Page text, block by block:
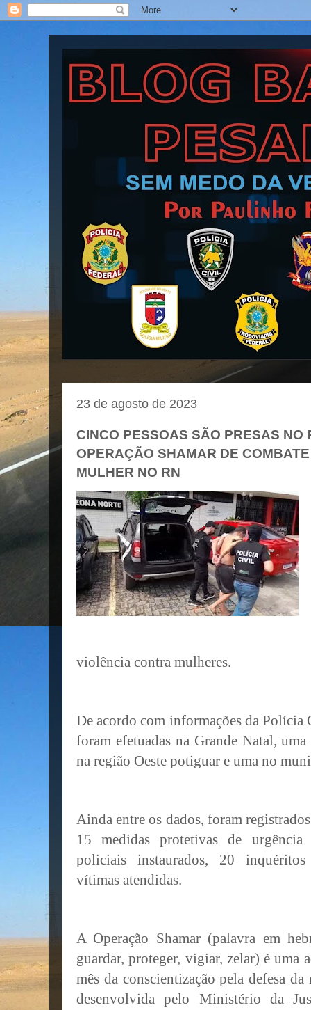
Blog Barra Pesada
23 de agosto de 2023
CINCO PESSOAS SÃO PRESAS NO
OPERAÇÃO SHAMAR DE
MULHER NO RN
violência contra mulheres.
De acordo com informações da Polícia
foram efetuadas na Grande Natal,
na região Oeste potiguar e uma no
Ainda entre os dados, foram
15 medidas protetivas de
policiais instaurados, 20
vítimas atendidas.
A Operação Shamar (palavra em
guardar, proteger, vigiar, zelar) é uma
mês da conscientização pela defesa
desenvolvida pelo Ministério da